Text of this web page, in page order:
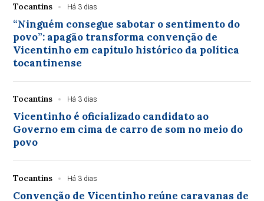
Tocantins Há 3 dias
“Ninguém consegue sabotar o sentimento do
povo”: apagão transforma convenção de
Vicentinho em capítulo histórico da política
tocantinense
Tocantins Há 3 dias
Vicentinho é oficializado candidato ao
Governo em cima de carro de som no meio do
povo
Tocantins Há 3 dias
Convenção de Vicentinho reúne caravanas de